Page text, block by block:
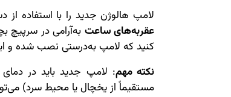
لامپ هالوژن جدید را با استفاده
عقربه‌های ساعت به‌آرامی در سرپیچ
کنید که لامپ به‌درستی نصب شده و
نکته مهم: لامپ جدید باید در
مستقیماً از یخچال یا محیط سرد)